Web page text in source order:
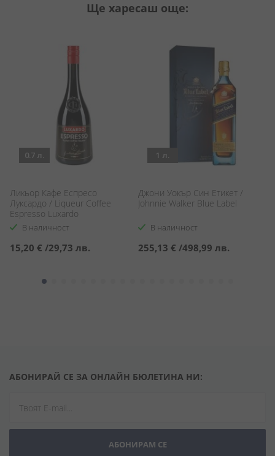
Ще харесаш още:
0.7 л.
Ликьор Кафе Еспресо
Луксардо / Liqueur Coffee
Espresso Luxardo
В наличност
15,20 € /29,73 лв.
1 л.
Джони Уокър Син Етикет /
Johnnie Walker Blue Label
В наличност
255,13 € /498,99 лв.
АБОНИРАЙ СЕ ЗА ОНЛАЙН БЮЛЕТИНА НИ:
АБОНИРАМ СЕ